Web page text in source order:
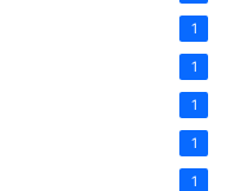
1
1
1
1
1